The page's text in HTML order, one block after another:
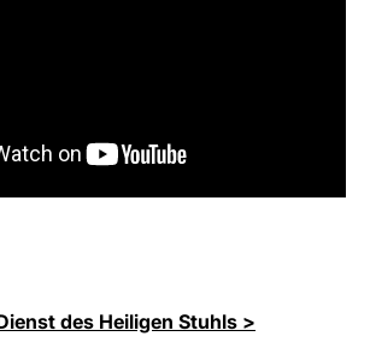
des Heiligen Stuhls >